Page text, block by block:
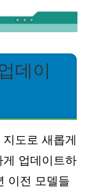
데이
도로 새롭게
업데이트하
이전 모델들